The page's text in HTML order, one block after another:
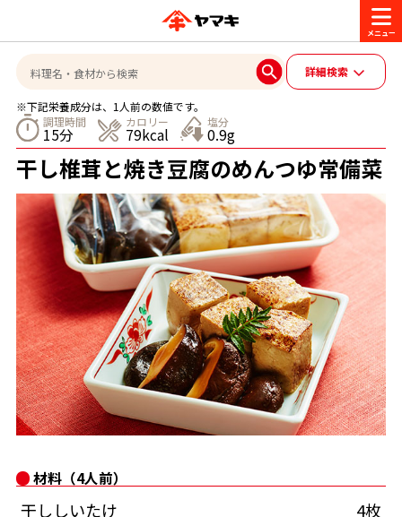
商品情報
ブランド一覧
ヤマキ『めんつゆ』 ヤマキ 割烹白だし
レシピ
おいしいレシピを探す
おいしいレシピトップ
主食レシピ
主菜レシピ
汁物レシピ
時短レシピ
かつお節・だしを楽しむ
かつお節・だしを知る
だしの取り方
かつお節の削り方
かつお節・だしをもっと知る
ヤマキ かつお節プラス®
CM・キャンペーン
キャンペーン一覧
企業・採用情報
企業情報
- 百年対話
採用情報
お問い合わせ
ヤマキお客様相談室
オンラインショップ
Global
詳細検索
※下記栄養成分は、1人前の数値です。
調理時間
15分
カロリー
79kcal
塩分
0.9g
干し椎茸と焼き豆腐のめんつゆ常備菜
材料（4人前）
干ししいたけ
4枚